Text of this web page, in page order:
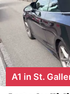
A1 in St.